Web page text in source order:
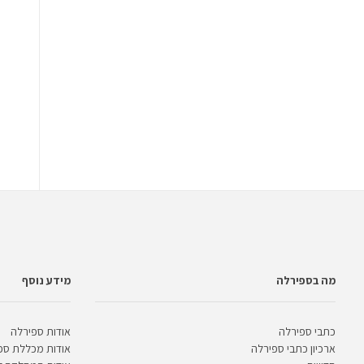
מידע נוסף
אודות ספירלה
אודות מכללת
מה בספירלה
כתבי ספירלה
ארכיון כתבי ספירלה